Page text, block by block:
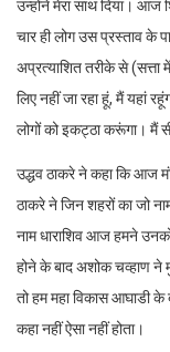
उन्होंने मेरा साथ दिया।
चार ही लोग उस प्रस्ताव के
अप्रत्याशित तरीके से
लिए नहीं जा रहा हूं, मैं यहां
लोगों को इकट्ठा करूंगा। मैं
उद्धव ठाकरे ने कहा कि आज
ठाकरे ने जिन शहरों का जो
नाम धाराशिव आज हमने
होने के बाद अशोक चव्हाण ने
तो हम महा विकास आघाडी
कहा नहीं ऐसा नहीं होता।